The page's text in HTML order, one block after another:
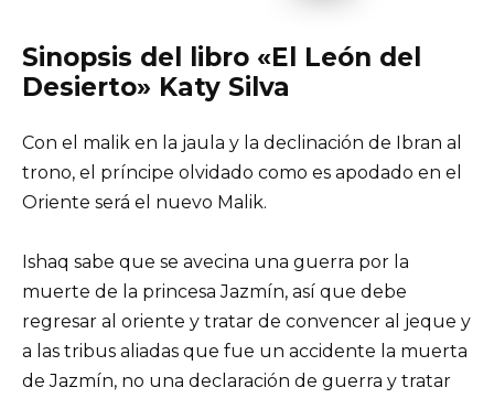
Sinopsis del libro «El León del
Desierto» Katy Silva
Con el malik en la jaula y la declinación de Ibran al
trono, el príncipe olvidado como es apodado en el
Oriente será el nuevo Malik.
Ishaq sabe que se avecina una guerra por la
muerte de la princesa Jazmín, así que debe
regresar al oriente y tratar de convencer al jeque y
a las tribus aliadas que fue un accidente la muerta
de Jazmín, no una declaración de guerra y tratar